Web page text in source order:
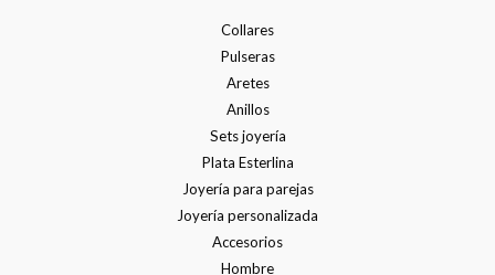
Collares
Pulseras
Aretes
Anillos
Sets joyería
Plata Esterlina
Joyería para parejas
Joyería personalizada
Accesorios
Hombre